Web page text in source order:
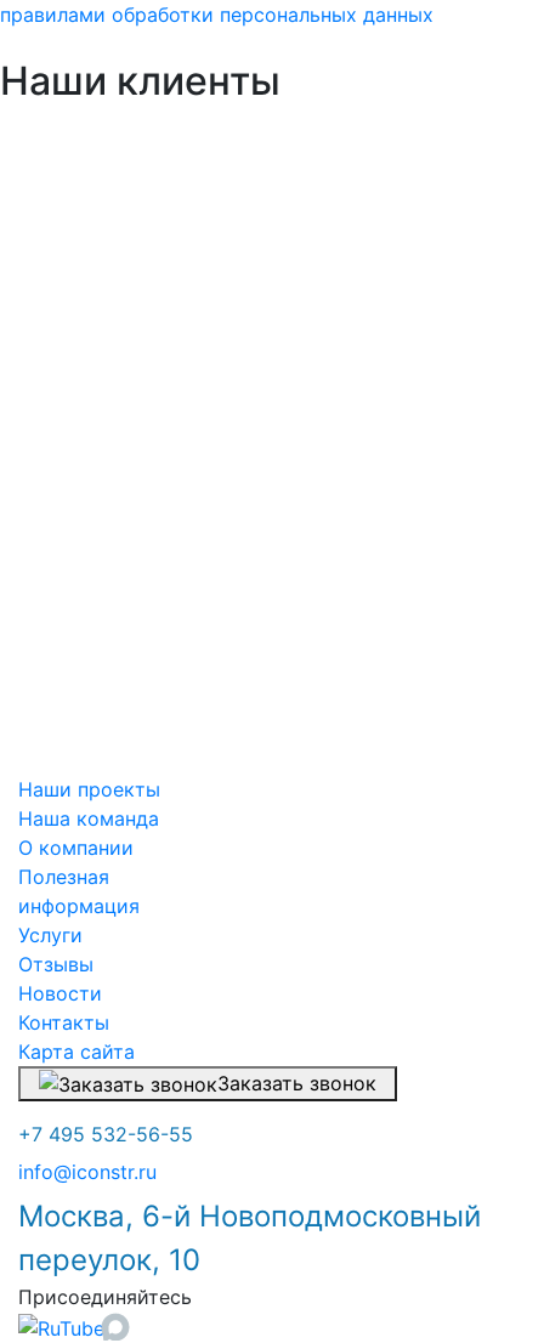
правилами обработки персональных данных
Наши клиенты
Наши проекты
Наша команда
О компании
Полезная
информация
Услуги
Отзывы
Новости
Контакты
Карта сайта
Заказать звонок
+7 495 532-56-55
info@iconstr.ru
Москва, 6-й Новоподмосковный
переулок, 10
Присоединяйтесь